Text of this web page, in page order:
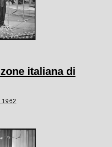
italiana di
1962